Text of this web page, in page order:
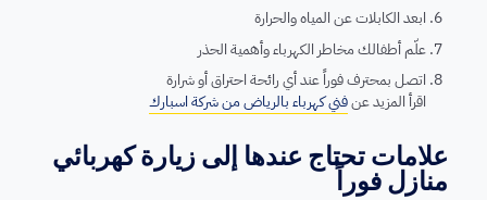
ابعد الكابلات عن المياه والحرارة
علّم أطفالك مخاطر الكهرباء وأهمية الحذر
اتصل بمحترف فوراً عند أي رائحة احتراق أو شرارة
اقرأ المزيد عنفني كهرباء بالرياض من شركة اسبارك
علامات تحتاج عندها إلى زيارة كهربائي
منازل فوراً